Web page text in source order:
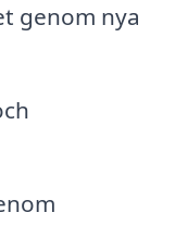
genom nya